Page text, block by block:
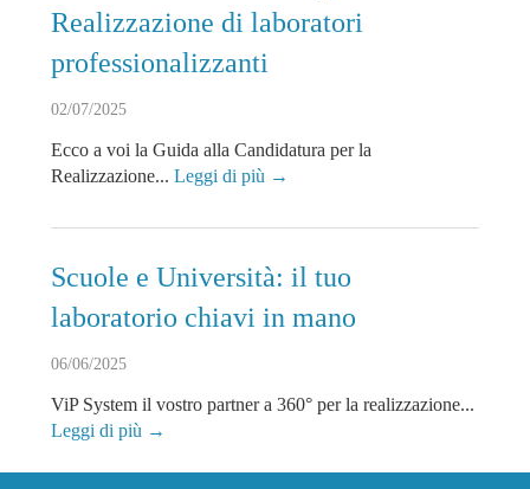
Realizzazione di laboratori
professionalizzanti
02/07/2025
Ecco a voi la Guida alla Candidatura per la
Realizzazione... Leggi di più →
Scuole e Università: il tuo
laboratorio chiavi in mano
06/06/2025
ViP System il vostro partner a 360° per la realizzazione...
Leggi di più →